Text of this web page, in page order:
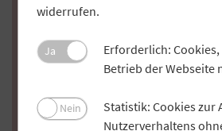
Zusammenarbeit mit den
Seit 2020 integrieren wir auch
Photovoltaikanlagen“, berichtet ÜZ-
Ruppenstein. Rund 80 Millionen
von der ÜZ Mainfranken bereits
vermarktet. „Dieser Strom ist aber
widerrufen.
Ja
Erforderlich:
Betrieb der Webseite
Nein
Statistik: Cookies zur
Nutzerverhaltens